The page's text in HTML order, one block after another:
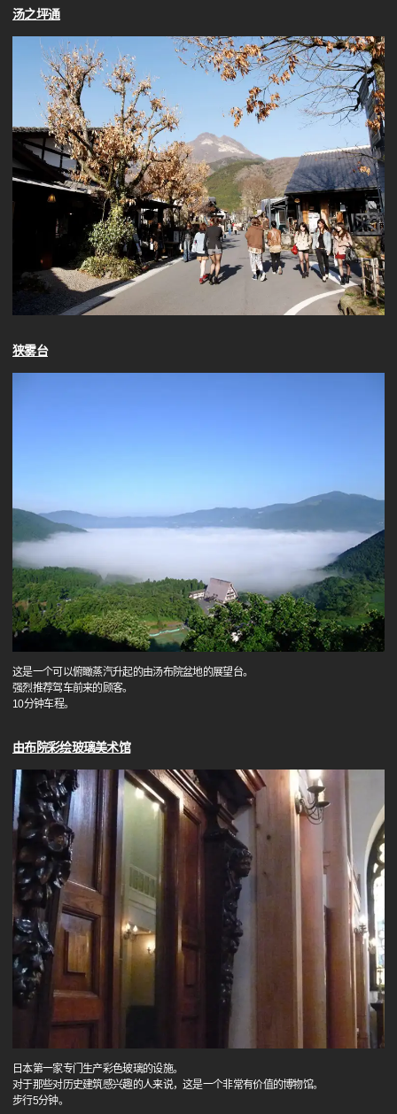
汤之坪通
狭雾台
这是一个可以俯瞰蒸汽升起的由汤布院盆地的展望台。
强烈推荐驾车前来的顾客。
10分钟车程。
由布院彩绘玻璃美术馆
日本第一家专门生产彩色玻璃的设施。
对于那些对历史建筑感兴趣的人来说，这是一个非常有价值的博物馆。
步行5分钟。